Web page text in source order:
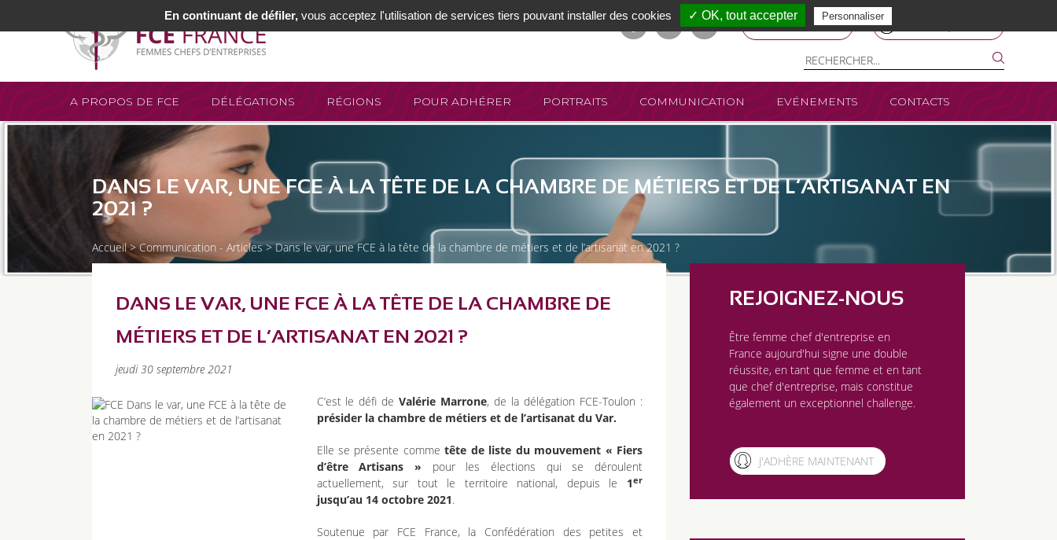
ESPACE MEMBRE
A PROPOS DE FCE DÉLÉGATIONS RÉGIONS POUR ADHÉRER PORTRAITS COMMUNICATION EVÉNEMENTS CONTACTS
DANS LE VAR, UNE FCE À LA TÊTE DE LA CHAMBRE DE MÉTIERS ET DE L’ARTISANAT EN
2021 ?
Accueil> Communication - Articles > Dans le var, une FCE à la tête de la chambre de métiers et de l’artisanat en 2021 ?
DANS LE VAR, UNE FCE À LA TÊTE DE LA CHAMBRE DE
MÉTIERS ET DE L’ARTISANAT EN 2021 ?
jeudi 30 septembre 2021
C’est le défi deValérie Marrone, de la délégation FCE-Toulon :
présider la chambre de métiers et de l’artisanat du Var.
Elle se présente commetête de liste du mouvement « Fiers
d’être Artisans » pour les élections qui se déroulent
actuellement, sur tout le territoire national, depuis le 1er
jusqu’au 14 octobre 2021.
Soutenue par FCE France, la Confédération des petites et
REJOIGNEZ-NOUS
Être femme chef d'entreprise en
France aujourd'hui signe une double
réussite, en tant que femme et en tant
que chef d'entreprise, mais constitue
également un exceptionnel challenge.
J'ADHÈRE MAINTENANT
En continuant de défiler, vous acceptez l'utilisation de services tiers pouvant installer des cookies ✓ OK, tout accepter Personnaliser